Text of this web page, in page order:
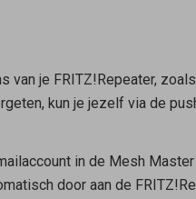
je FRITZ!Repeater,
kun je jezelf via de
in de Mesh Master
door aan de